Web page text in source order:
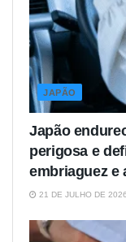
JAPÃO
Japão
perigosa e
embriaguez e
21 DE JULHO DE 2026